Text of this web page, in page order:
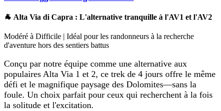
🐐 Alta Via di Capra : L'alternative tranquille à l'AV1 et l'AV2
Modéré à Difficile | Idéal pour les randonneurs à la recherche
d'aventure hors des sentiers battus
Conçu par notre équipe comme une alternative aux
populaires Alta Via 1 et 2, ce trek de 4 jours offre le même
défi et le magnifique paysage des Dolomites—sans la
foule. Un choix parfait pour ceux qui recherchent à la fois
la solitude et l'excitation.